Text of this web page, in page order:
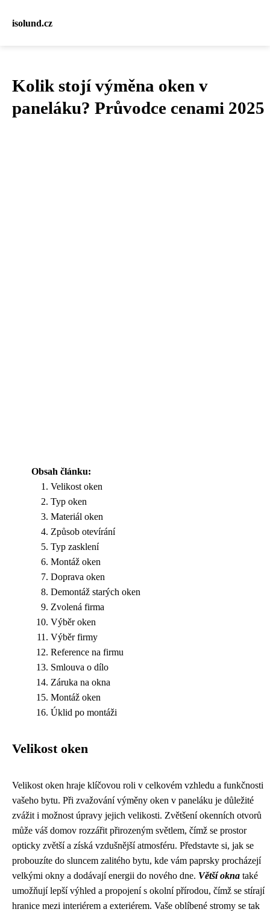
isolund.cz
Kolik stojí výměna oken v
paneláku? Průvodce cenami 2025
Obsah článku:
Velikost oken
Typ oken
Materiál oken
Způsob otevírání
Typ zasklení
Montáž oken
Doprava oken
Demontáž starých oken
Zvolená firma
Výběr oken
Výběr firmy
Reference na firmu
Smlouva o dílo
Záruka na okna
Montáž oken
Úklid po montáži
Velikost oken
Velikost oken hraje klíčovou roli v celkovém vzhledu a funkčnosti
vašeho bytu. Při zvažování výměny oken v paneláku je důležité
zvážit i možnost úpravy jejich velikosti. Zvětšení okenních otvorů
může váš domov rozzářit přirozeným světlem, čímž se prostor
opticky zvětší a získá vzdušnější atmosféru. Představte si, jak se
probouzíte do sluncem zalitého bytu, kde vám paprsky procházejí
velkými okny a dodávají energii do nového dne. Větší okna také
umožňují lepší výhled a propojení s okolní přírodou, čímž se stírají
hranice mezi interiérem a exteriérem. Vaše oblíbené stromy se tak